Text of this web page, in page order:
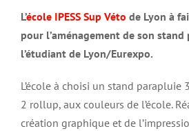
L’école IPESS Sup Véto de Lyon à
pour l’aménagement de son
l’étudiant de Lyon/Eurexpo.
L’école à choisi un stand parapluie
2 rollup, aux couleurs de l’école.
création graphique et de